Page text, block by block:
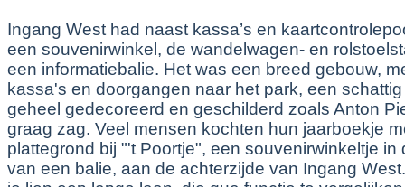
Ingang West had naast kassa’s en
een souvenirwinkel, de wandelwagen- en
een informatiebalie. Het was een breed gebouw,
kassa's en doorgangen naar het park, een
geheel gedecoreerd en geschilderd zoals Anton
graag zag. Veel mensen kochten hun jaarboekje
plattegrond bij "'t Poortje", een souvenirwinkeltje in
van een balie, aan de achterzijde van Ingang